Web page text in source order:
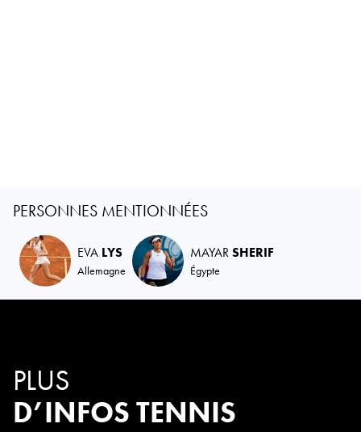
PERSONNES MENTIONNÉES
EVA LYS
Allemagne
MAYARSHERIF
Égypte
PLUS
D’INFOS TENNIS